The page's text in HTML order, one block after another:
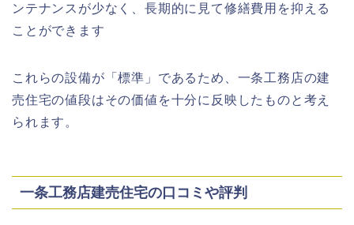
ンテナンスが少なく、長期的に見て修繕費用を抑える
ことができます
これらの設備が「標準」であるため、一条工務店の建
売住宅の値段はその価値を十分に反映したものと考え
られます。
一条工務店建売住宅の口コミや評判